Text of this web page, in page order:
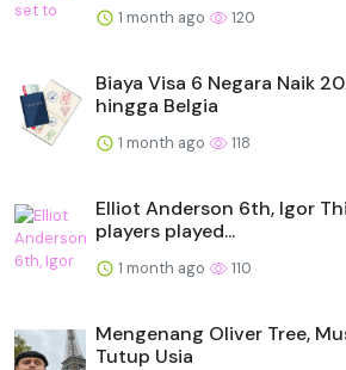
1 month ago 120
Biaya Visa 6 Negara Naik
hingga Belgia
1 month ago 118
Elliot Anderson 6th, Igor
players played...
1 month ago 110
Mengenang Oliver Tree,
Tutup Usia